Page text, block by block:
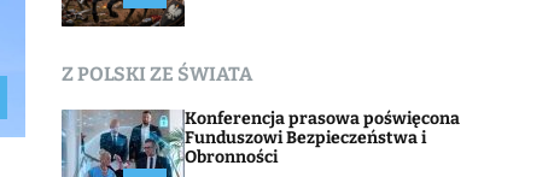
Z POLSKI ZE ŚWIATA
Konferencja prasowa poświęcona
Funduszowi Bezpieczeństwa i
Obronności